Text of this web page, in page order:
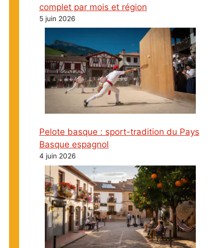
complet par mois et région
5 juin 2026
Pelote basque : sport-tradition du Pays
Basque espagnol
4 juin 2026